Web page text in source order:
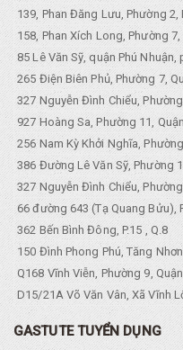
139, Phan Đăng Lưu, Phường 2,
158, Phan Xích Long, Phường 7,
85 Lê Văn Sỹ, quận Phú Nhuận,
265 Điện Biên Phủ, Phường 7,
327 Nguyễn Đình Chiểu,
927 Hoàng Sa, Phường 11,
256 Nam Kỳ Khởi Nghĩa,
386 Đường Lê Văn Sỹ, Phường
327 Nguyễn Đình Chiểu,
66 đường 643 (Tạ Quang Bửu),
362 Bến Bình Đông, P.15 , Q.8
150 Đình Phong Phú, Tăng
Q168 Vĩnh Viễn, Phường 9,
D15/21A Võ Văn Vân, Xã Vĩnh
GASTUTE TUYỂN DỤNG